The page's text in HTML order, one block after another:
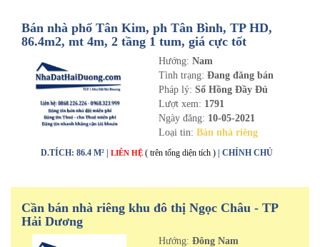
Bán nhà phố Tân Kim, ph Tân Bình, TP HD,
86.4m2, mt 4m, 2 tầng 1 tum, giá cực tốt
Hướng: Nam
Tình trạng: Đang đăng bán
Pháp lý: Sổ Hồng Đầy Đủ
Lượt xem: 1791
Ngày đăng: 10-05-2021
Loại tin: Bán nhà riêng
D.TÍCH: 86.4 M² | LIÊN HỆ ( trên tổng diện tích ) | CHÍNH CHỦ
Cần bán nhà riêng khu đô thị Ngọc Châu - TP
Hải Dương
Hướng: Đông Nam